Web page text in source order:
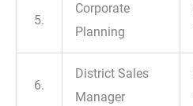
5.
Corporate
Planning
6.
District Sales
Manager